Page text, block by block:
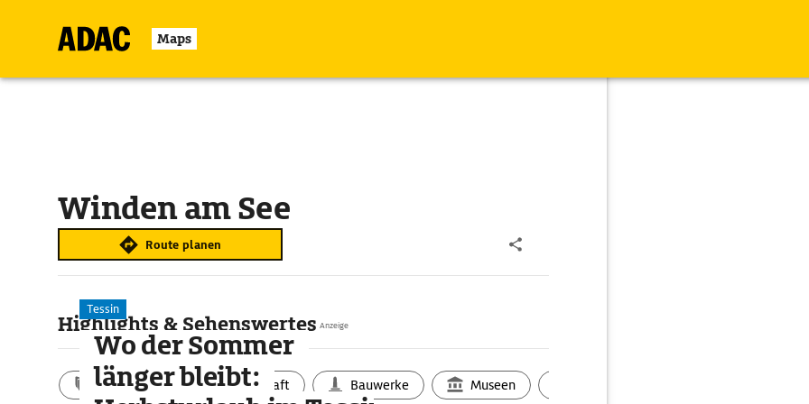
Maps
Winden am See
Route planen
Highlights & Sehenswertes
Aktivitäten Landschaft Bauwerke Museen
Anzeige
Tessin
Wo der Sommer
länger bleibt: